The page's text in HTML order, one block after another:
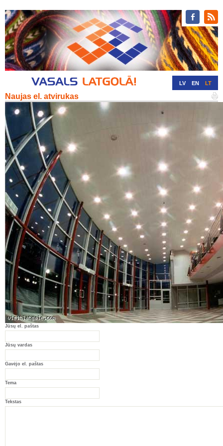
LV EN LT
Naujas el. atvirukas
Jūsų el. paštas
Jūsų vardas
Gavėjo el. paštas
Tema
Tekstas